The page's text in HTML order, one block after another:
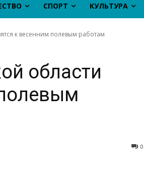
СПОРТ КУЛЬТУРА
к весенним полевым работам
области
0